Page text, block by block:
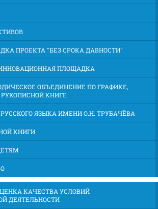
ПРОЕКТА "БЕЗ СРОКА ДАВНОСТИ"
ПЛОЩАДКА
ОБЪЕДИНЕНИЕ ПО ГРАФИКЕ,
КНИГЕ
ЯЗЫКА ИМЕНИ О.Н. ТРУБАЧЁВА
КНИГИ
КАЧЕСТВА УСЛОВИЙ
ДЕЯТЕЛЬНОСТИ